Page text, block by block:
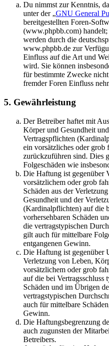
Du nimmst zur Kenntnis,
unter der „GNU General
bereitgestellten Foren-
(www.phpbb.com)
werden durch die
www.phpbb.de zur
Einfluss auf die Art und
wird. Sie können
für bestimmte Zwecke
fremder Foren Einfluss
5. Gewährleistung
Der Betreiber haftet mit
Körper und Gesundheit
Vertragspflichten
ein vorsätzliches oder grob
zurückzuführen sind. Dies
Folgeschäden wie
Die Haftung ist gegenüber
vorsätzlichem oder grob
Schäden aus der
Gesundheit und der
(Kardinalpflichten) auf die
vorhersehbaren Schäden
die vertragstypischen
gilt auch für mittelbare
entgangenen Gewinn.
Die Haftung ist gegenüber
Verletzung von Leben,
vorsätzlichem oder grob
auf die bei Vertragsschluss
Schäden und im Übrigen
vertragstypischen
auch für mittelbare
Gewinn.
Die Haftungsbegrenzung
auch zugunsten der
Betreibers.